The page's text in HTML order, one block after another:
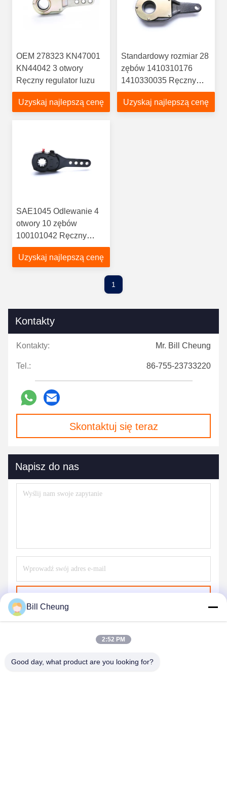
OEM 278323 KN47001
KN44042 3 otwory
Ręczny regulator luzu
Uzyskaj najlepszą cenę
Standardowy rozmiar 28
zębów 1410310176
1410330035 Ręczny
regulator luzu
Uzyskaj najlepszą cenę
SAE1045 Odlewanie 4
otwory 10 zębów
100101042 Ręczny
regulator luzu
Uzyskaj najlepszą cenę
1
Kontakty
Kontakty: Mr. Bill Cheung
Tel.: 86-755-23733220
Skontaktuj się teraz
Napisz do nas
Bill Cheung
2:52 PM
Good day, what product are you looking for?